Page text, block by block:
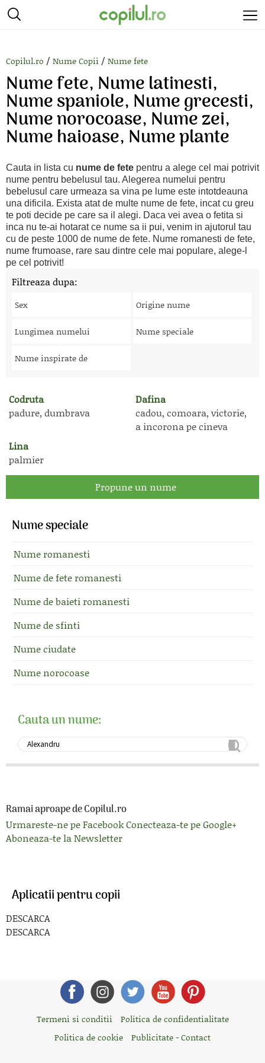
Copilul.ro / Nume Copii / Nume fete
Nume fete, Nume latinesti,
Nume spaniole, Nume grecesti,
Nume norocoase, Nume zei,
Nume haioase, Nume plante
Cauta in lista cu nume de fete pentru a alege cel mai potrivit
nume pentru bebelusul tau. Alegerea numelui pentru
bebelusul care urmeaza sa vina pe lume este intotdeauna
una dificila. Exista atat de multe nume de fete, incat cu greu
te poti decide pe care sa il alegi. Daca vei avea o fetita si
inca nu te-ai hotarat ce nume sa ii pui, venim in ajutorul tau
cu de peste 1000 de nume de fete. Nume romanesti de fete,
nume frumoase, rare sau dintre cele mai populare, alege-l
pe cel potrivit!
Filtreaza dupa:
Sex Origine nume
Lungimea numelui Nume speciale
Nume inspirate de
Codruta
padure, dumbrava
Dafina
cadou, comoara, victorie,
a incorona pe cineva
Lina
palmier
Propune un nume
Nume speciale
Nume romanesti
Nume de fete romanesti
Nume de baieti romanesti
Nume de sfinti
Nume ciudate
Nume norocoase
Cauta un nume:
Ramai aproape de Copilul.ro
Urmareste-ne pe FacebookConecteaza-te pe Google+
Aboneaza-te la Newsletter
Aplicatii pentru copii
DESCARCA
DESCARCA
Termeni si conditii
Politica de confidentialitate
Politica de cookie
Publicitate - Contact